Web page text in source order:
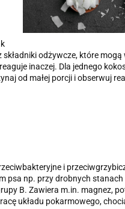
odżywcze, które
inaczej. Dla jednego
od małej porcji i obserwuj
i
psa np. przy drobnych
B. Zawiera m.in. magnez,
układu pokarmowego,